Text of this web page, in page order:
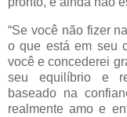
“Se você não fizer
o que está em seu
você e concederei
seu equilíbrio e
baseado na
realmente amo e